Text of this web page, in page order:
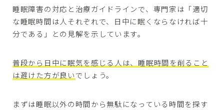
睡眠障害の対応と治療ガイドラインで、専門家は「適切
な睡眠時間は人それぞれで、日中に眠くならなければ十
分である」との見解を示しています。
普段から日中に眠気を感じる人は、睡眠時間を削ること
は避けた方が良いでしょう。
まずは睡眠以外の時間から無駄になっている時間を探す